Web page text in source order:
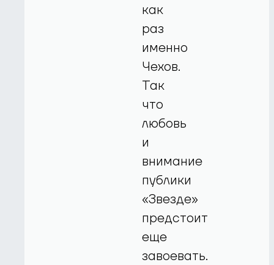
как
раз
именно
Чехов.
Так
что
любовь
и
внимание
публики
«Звезде»
предстоит
еще
завоевать.